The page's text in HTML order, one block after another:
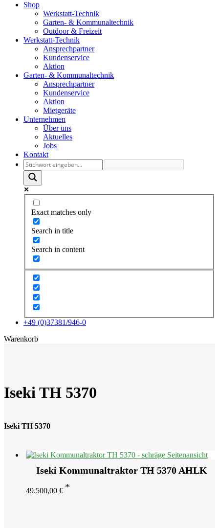
Shop
Werkstatt-Technik
Garten- & Kommunaltechnik
Outdoor & Freizeit
Werkstatt-Technik
Ansprechpartner
Kundenservice
Aktion
Garten- & Kommunaltechnik
Ansprechpartner
Kundenservice
Aktion
Mietgeräte
Unternehmen
Über uns
Aktuelles
Jobs
Kontakt
Exact matches only
Search in title
Search in content
+49 (0)37381/946-0
Warenkorbx
Iseki TH 5370
Iseki TH 5370
Iseki Kommunaltraktor TH 5370 AHLK
49.500,00 €